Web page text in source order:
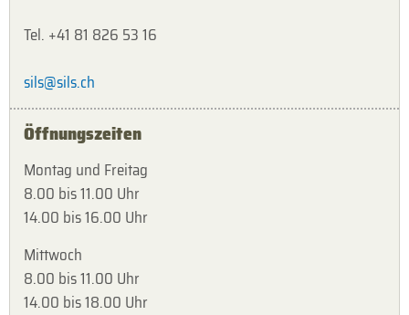
Tel. +41 81 826 53 16
sils@sils.ch
Öffnungszeiten
Montag und Freitag
8.00 bis 11.00 Uhr
14.00 bis 16.00 Uhr
Mittwoch
8.00 bis 11.00 Uhr
14.00 bis 18.00 Uhr